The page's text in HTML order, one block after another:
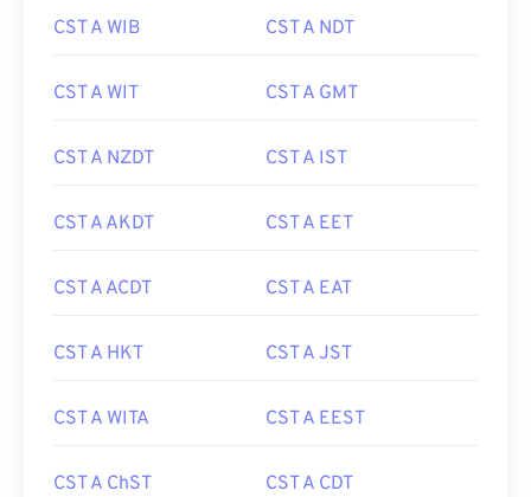
CST A WIB CST A NDT
CST A WIT CST A GMT
CST A NZDT CST A IST
CST A AKDT CST A EET
CST A ACDT CST A EAT
CST A HKT CST A JST
CST A WITA CST A EEST
CST A ChST CST A CDT